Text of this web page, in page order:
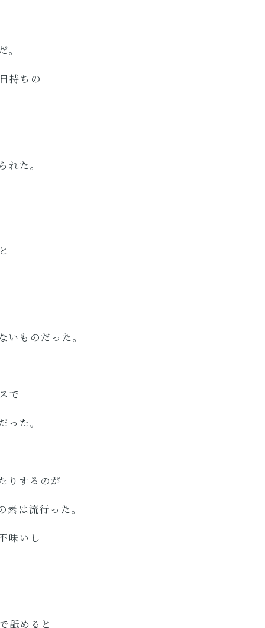
持ちの
た。
ものだった。
で
た。
りするのが
素は流行った。
味いし
舐めると